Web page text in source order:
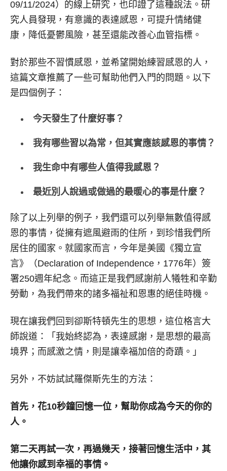
09/11/2024）的線上研究，也印證了這種說法。研
究人員發現，有意識的表達感恩，可提升情緒健
康，降低憂鬱風險，甚至還能改善心血管指標。
對於那些不習慣感恩，並希望開始練習感恩的人，
這篇文章推薦了一些可幫助他們入門的問題。以下
是四個例子：
今天發生了什麼好事？
我有哪些習以為常，但其實應該感恩的事情？
我生命中有哪些人值得我感恩？
最近別人說過或做過的最暖心的事是什麼？
除了以上列舉的例子，我們還可以列舉無數值得感
恩的事情，從擁有遮風避雨的住所，到珍惜我們所
居住的國家。就國家而言，今年是美國《獨立宣
言》（Declaration of Independence，1776年）簽
署250週年紀念。而這正是我們感謝前人犧牲和辛勤
勞動，為我們帶來的諸多福祉和恩惠的絕佳時機。
現在讓我們回到卻斯特頓先生的思想，這位格言大
師說道：「我始終認為，表達感謝，是思想的最高
境界；而感激之情，則是讓幸福加倍的奇蹟。」
另外，不妨試試羅傑斯先生的方法：
首先，花10秒鐘回憶一位，幫助你成為今天的你的
人。
第二天再試一次，再過幾天，接著回憶生活中，其
他讓你感到幸福的事情。